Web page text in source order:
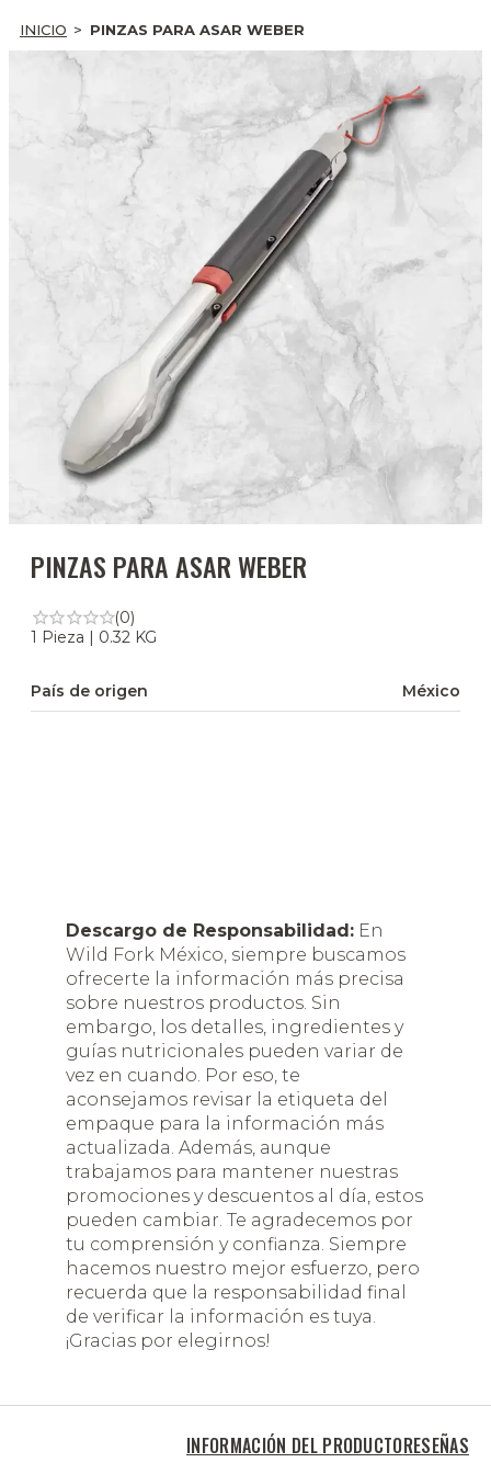
INICIO PINZAS PARA ASAR WEBER
PINZAS PARA ASAR WEBER
(0)
1 Pieza | 0.32 KG
INFORMACIÓN DEL PRODUCTORESEÑAS
País de origen México
Descargo de Responsabilidad: En
Wild Fork México, siempre buscamos
ofrecerte la información más precisa
sobre nuestros productos. Sin
embargo, los detalles, ingredientes y
guías nutricionales pueden variar de
vez en cuando. Por eso, te
aconsejamos revisar la etiqueta del
empaque para la información más
actualizada. Además, aunque
trabajamos para mantener nuestras
promociones y descuentos al día, estos
pueden cambiar. Te agradecemos por
tu comprensión y confianza. Siempre
hacemos nuestro mejor esfuerzo, pero
recuerda que la responsabilidad final
de verificar la información es tuya.
¡Gracias por elegirnos!